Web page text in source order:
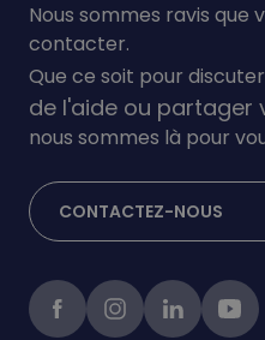
Nous sommes ravis que
contacter.
Que ce soit pour
de l'aide ou partager
nous sommes là pour
CONTACTEZ-NOUS
FacebookinstagramlinkedInYoutube